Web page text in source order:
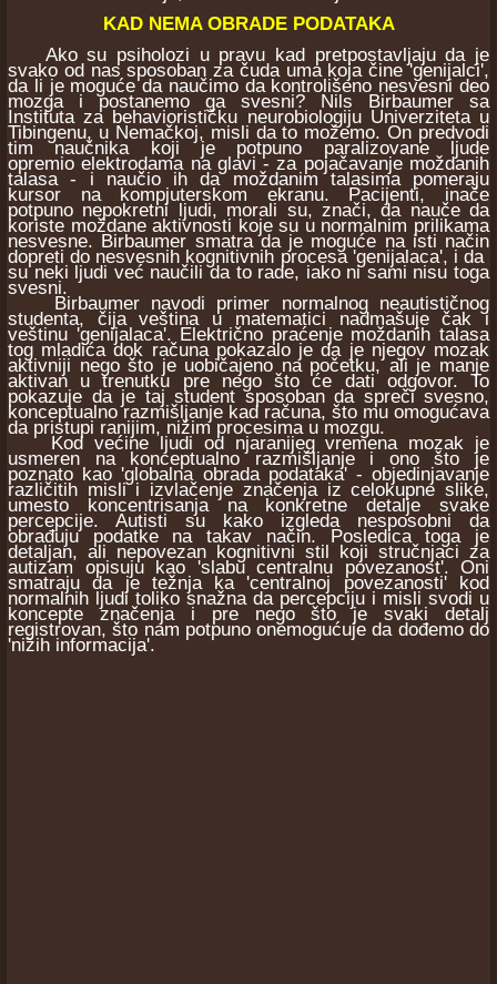
KAD NEMA OBRADE PODATAKA
Ako su psiholozi u pravu kad pretpostavljaju da je
svako od nas sposoban za čuda uma koja čine 'genijalci',
da li je moguće da naučimo da kontrolišeno nesvesni deo
mozga i postanemo ga svesni? Nils Birbaumer sa
Instituta za behaviorističku neurobiologiju Univerziteta u
Tibingenu, u Nemačkoj, misli da to možemo. On predvodi
tim naučnika koji je potpuno paralizovane ljude
opremio elektrodama na glavi - za pojačavanje moždanih
talasa - i naučio ih da moždanim talasima pomeraju
kursor na kompjuterskom ekranu. Pacijenti, inače
potpuno nepokretni ljudi, morali su, znači, da nauče da
koriste moždane aktivnosti koje su u normalnim prilikama
nesvesne. Birbaumer smatra da je moguće na isti način
dopreti do nesvesnih kognitivnih procesa 'genijalaca', i da
su neki ljudi već naučili da to rade, iako ni sami nisu toga
svesni.
Birbaumer navodi primer normalnog neautističnog
studenta, čija veština u matematici nadmašuje čak i
veštinu 'genijalaca'. Električno praćenje moždanih talasa
tog mladića dok računa pokazalo je da je njegov mozak
aktivniji nego što je uobičajeno na početku, ali je manje
aktivan u trenutku pre nego što će dati odgovor. To
pokazuje da je taj student sposoban da spreči svesno,
konceptualno razmišljanje kad računa, što mu omogućava
da pristupi ranijim, nižim procesima u mozgu.
Kod većine ljudi od njaranijeg vremena mozak je
usmeren na konceptualno razmišljanje i ono što je
poznato kao 'globalna obrada podataka' - objedinjavanje
različitih misli i izvlačenje značenja iz celokupne slike,
umesto koncentrisanja na konkretne detalje svake
percepcije. Autisti su kako izgleda nesposobni da
obrađuju podatke na takav način. Posledica toga je
detaljan, ali nepovezan kognitivni stil koji stručnjaci za
autizam opisuju kao 'slabu centralnu povezanost'. Oni
smatraju da je težnja ka 'centralnoj povezanosti' kod
normalnih ljudi toliko snažna da percepciju i misli svodi u
koncepte značenja i pre nego što je svaki detalj
registrovan, što nam potpuno onemogućuje da dođemo do
'nižih informacija'.